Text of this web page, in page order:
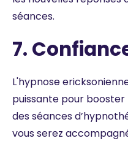
séances.
7.
L'hypnose
puissante pour
des séances
vous serez